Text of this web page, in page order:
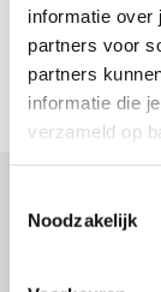
informatie over
partners voor
partners
informatie die
verzameld op
Noodzakelijk
Reis jij als
met
06 AUGUSTUS 2026 -
Ajax -